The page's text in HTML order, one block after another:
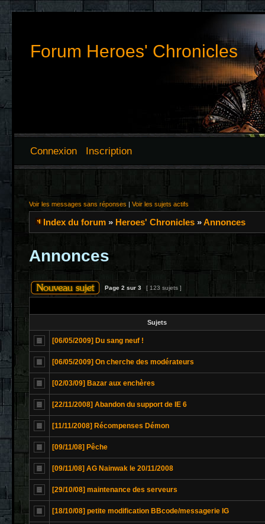
Forum Heroes' Chronicles
Connexion Inscription
Voir les messages sans réponses | Voir les sujets actifs
Index du forum » Heroes' Chronicles »Annonces
Annonces
Page 2 sur 3 [ 123 sujets ]
Sujets
[06/05/2009] Du sang neuf !
[06/05/2009] On cherche des modérateurs
[02/03/09] Bazar aux enchères
[22/11/2008] Abandon du support de IE 6
[11/11/2008] Récompenses Démon
[09/11/08] Pêche
[09/11/08] AG Nainwak le 20/11/2008
[29/10/08] maintenance des serveurs
[18/10/08] petite modification BBcode/messagerie IG